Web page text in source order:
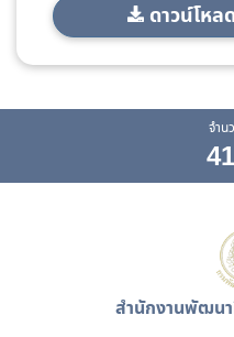
ดาวน์โห
จำน
สำนักงานพัฒน